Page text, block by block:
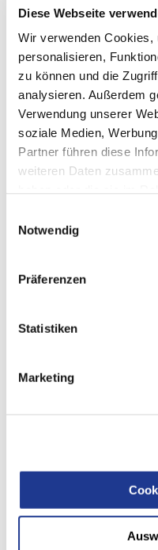
Diese Webseite
Wir verwenden Cookies,
personalisieren,
zu können und die
analysieren. Außerdem
Verwendung unserer
soziale Medien,
Partner führen diese
weiteren Daten
Notwendig
Präferenzen
Statistiken
Marketing
Hier sehen Sie alle Stellen
Finden Sie die passende
einfach auf eigene
ARBEITEN BEI UNS
Wie fühlt es sich an, bei
passen zu uns?